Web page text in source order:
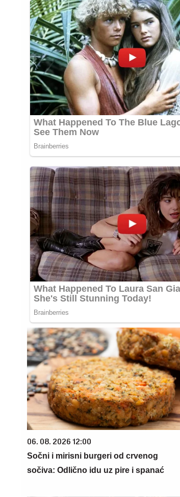
06. 08. 2026 12:00
Sočni i mirisni burgeri od crvenog
sočiva: Odlično idu uz pire i spanać